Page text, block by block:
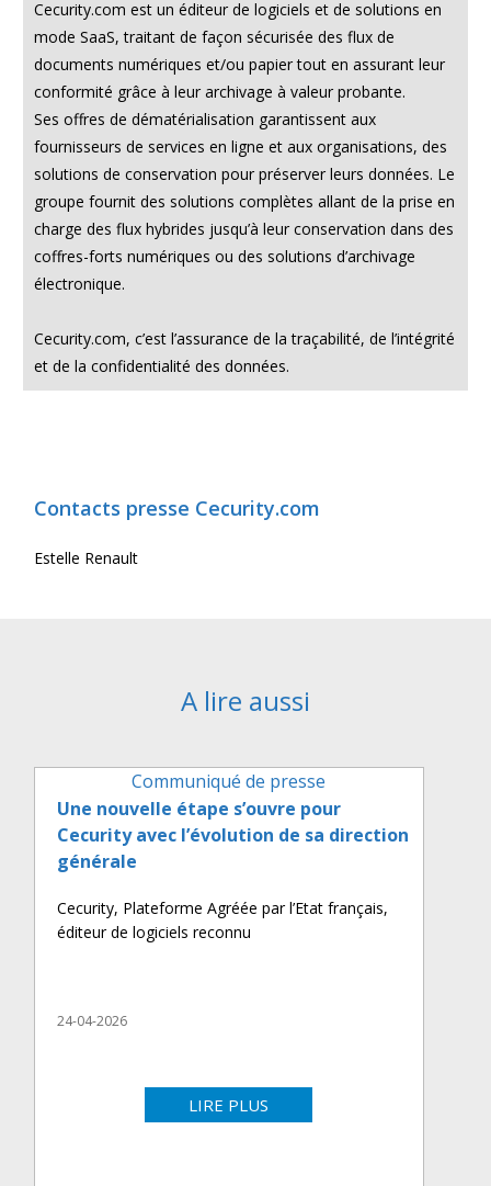
Cecurity.com est un éditeur de logiciels et de solutions en
mode SaaS, traitant de façon sécurisée des flux de
documents numériques et/ou papier tout en assurant leur
conformité grâce à leur archivage à valeur probante.
Ses offres de dématérialisation garantissent aux
fournisseurs de services en ligne et aux organisations, des
solutions de conservation pour préserver leurs données. Le
groupe fournit des solutions complètes allant de la prise en
charge des flux hybrides jusqu’à leur conservation dans des
coffres-forts numériques ou des solutions d’archivage
électronique.
Cecurity.com, c’est l’assurance de la traçabilité, de l’intégrité
et de la confidentialité des données.
Contacts presse Cecurity.com
Estelle Renault
A lire aussi
Communiqué de presse
Une nouvelle étape s’ouvre pour
Cecurity avec l’évolution de sa direction
générale
Cecurity, Plateforme Agréée par l’Etat français,
éditeur de logiciels reconnu
24-04-2026
LIRE PLUS